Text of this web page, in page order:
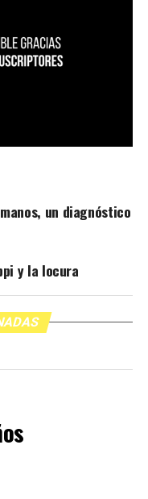
un diagnóstico
y la locura